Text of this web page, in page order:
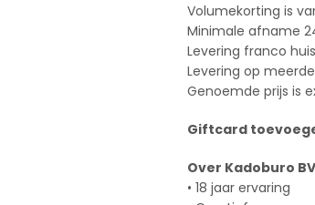
Volumekorting is
Minimale afname
Levering franco
Levering op
Genoemde prijs is
Giftcard
Over Kadoburo BV
• 18 jaar ervaring